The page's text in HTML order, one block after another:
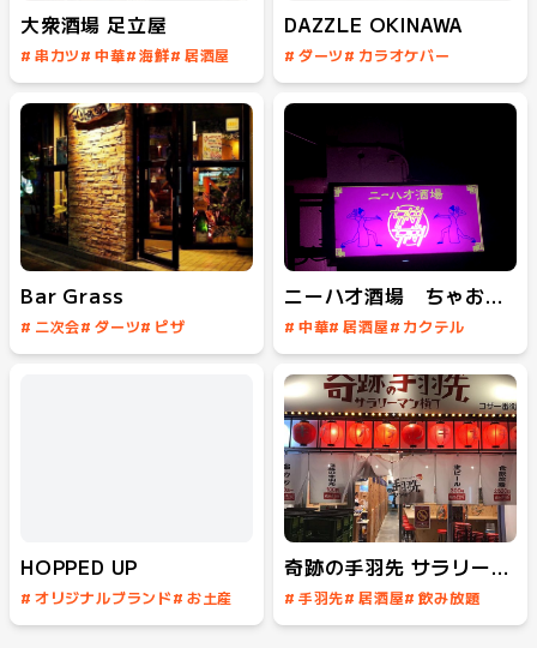
大衆酒場 足立屋
# 串カツ# 中華# 海鮮# 居酒屋
#センベロ
DAZZLE OKINAWA
# ダーツ# カラオケバー
#ミュージックバー#カクテル
#
Bar Grass
# 二次会# ダーツ# ピザ
#カクテル#飲み放題
ニーハオ酒場 ちゃおちゃお
# 中華# 居酒屋# カクテル
#飲み放題#女子会
HOPPED UP
# オリジナルブランド# お土産
#クラフトビール#イベント
奇跡の手羽先 サラリーマン横丁
# 手羽先# 居酒屋# 飲み放題